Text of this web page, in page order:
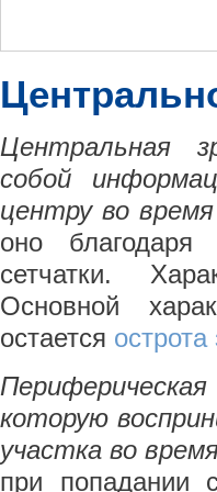
Центральная
собой
центру во время
оно
сетчатки.
Основной
остается острота
которую
участка во
при попадании